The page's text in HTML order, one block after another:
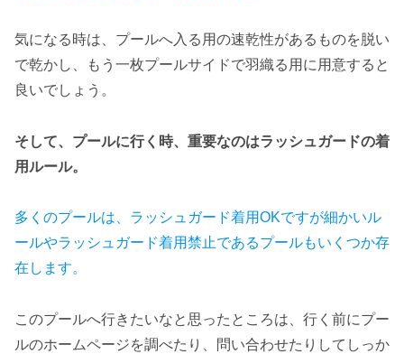
気になる時は、プールへ入る用の速乾性があるものを脱い
で乾かし、もう一枚プールサイドで羽織る用に用意すると
良いでしょう。
そして、プールに行く時、重要なのはラッシュガードの着
用ルール。
多くのプールは、ラッシュガード着用OKですが細かいル
ールやラッシュガード着用禁止であるプールもいくつか存
在します。
このプールへ行きたいなと思ったところは、行く前にプー
ルのホームページを調べたり、問い合わせたりしてしっか